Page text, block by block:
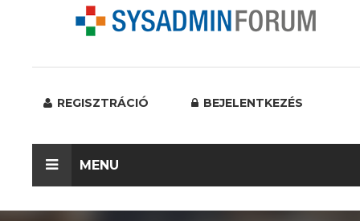
REGISZTRÁCIÓ BEJELENTKEZÉS
MENU